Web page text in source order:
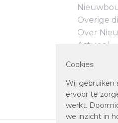
Overige
Over
Actueel
Cookies
Wij gebruiken
ervoor te
werkt.
we inzicht in